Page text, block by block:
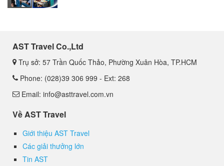
AST Travel Co.,Ltd
Trụ sở: 57 Trần Quốc Thảo, Phường Xuân Hòa, TP.HCM
Phone: (028)39 306 999 - Ext: 268
Email: info@asttravel.com.vn
Về AST Travel
Giới thiệu AST Travel
Các giải thưởng lớn
Tin AST